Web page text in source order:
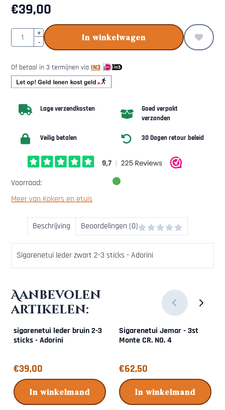
€39,00
Aantal
+
-
In winkelwagen
Of betaal in 3 termijnen via IN3
Lage verzendkosten
Goed verpakt
verzonden
Veilig betalen 30 Dagen retour beleid
Voorraad:
Meer van Kokers en etuis
Beschrijving Beoordelingen (0)
Sigarenetui leder zwart 2-3 sticks - Adorini
Aanbevolen
artikelen:
sigarenetui leder bruin 2-3
sticks - Adorini
Prijs: 39,00
€39,00
In winkelmand
Sigarenetui Jemar - 3st
Monte CR. NO. 4
Prijs: 62,50
€62,50
In winkelmand